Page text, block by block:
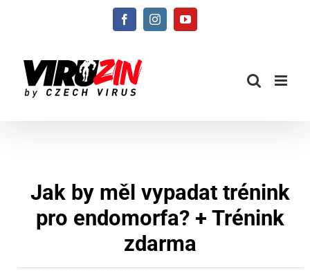
FacebookInstagramYouTube
Jak by měl vypadat trénink
pro endomorfa? + Trénink
zdarma